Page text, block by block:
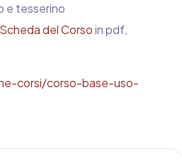
e tesserino
Scheda del Corsoin pdf,
corsi/corso-base-uso-